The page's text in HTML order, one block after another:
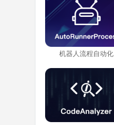
机器人流程自动化